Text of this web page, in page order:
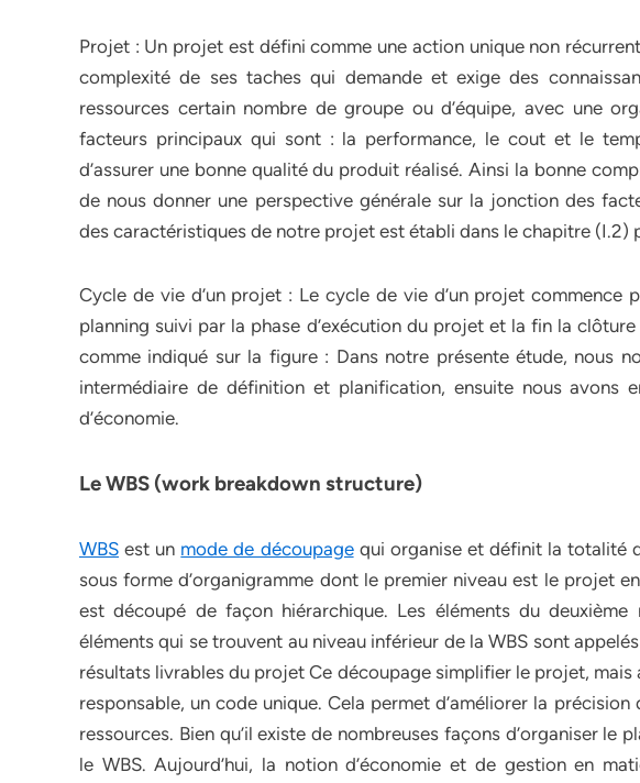
Projet : Un projet est défini comme une action unique non
complexité de ses taches qui demande et exige des
ressources certain nombre de groupe ou d’équipe, avec une
facteurs principaux qui sont : la performance, le cout et le
d’assurer une bonne qualité du produit réalisé. Ainsi la bonne
de nous donner une perspective générale sur la jonction des
des caractéristiques de notre projet est établi dans le chapitre (I.2)
Cycle de vie d’un projet : Le cycle de vie d’un projet commence
planning suivi par la phase d’exécution du projet et la fin la
comme indiqué sur la figure : Dans notre présente étude, nous
intermédiaire de définition et planification, ensuite nous avons
d’économie.
Le WBS (work breakdown structure)
WBS est un mode de découpagequi organise et définit la totalité
sous forme d’organigramme dont le premier niveau est le projet
est découpé de façon hiérarchique. Les éléments du
éléments qui se trouvent au niveau inférieur de la WBS sont
résultats livrables du projet Ce découpage simplifier le projet,
responsable, un code unique. Cela permet d’améliorer la
ressources. Bien qu’il existe de nombreuses façons d’organiser le
le WBS. Aujourd’hui, la notion d’économie et de gestion en